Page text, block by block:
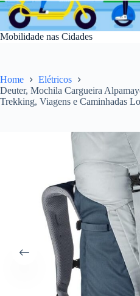
Pular
para
conteúdo
Mobilidade nas Cidades
Home
Elétricos
Deuter, Mochila Cargueira
Trekking, Viagens e Caminhadas